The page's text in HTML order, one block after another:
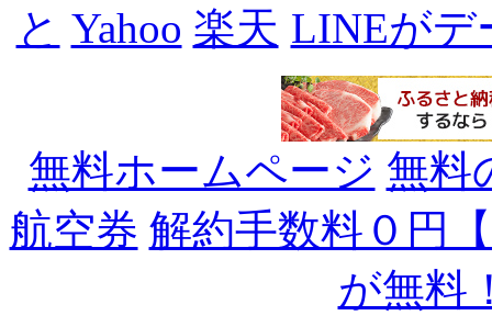
と Yahoo 楽天 LINEがデ
無料ホームページ 無料
航空券 解約手数料０円
が無料